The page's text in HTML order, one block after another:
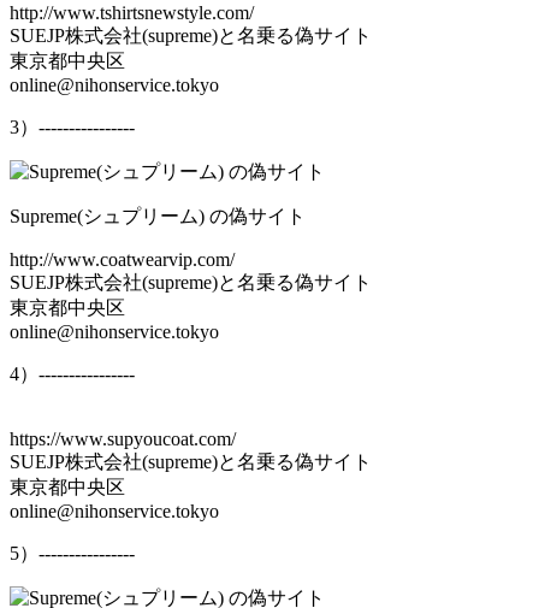
http://www.tshirtsnewstyle.com/
SUEJP株式会社(supreme)と名乗る偽サイト
東京都中央区
online@nihonservice.tokyo
3）----------------
Supreme(シュプリーム) の偽サイト
http://www.coatwearvip.com/
SUEJP株式会社(supreme)と名乗る偽サイト
東京都中央区
online@nihonservice.tokyo
4）----------------
https://www.supyoucoat.com/
SUEJP株式会社(supreme)と名乗る偽サイト
東京都中央区
online@nihonservice.tokyo
5）----------------